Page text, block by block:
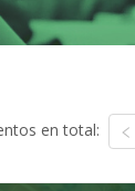
en total: